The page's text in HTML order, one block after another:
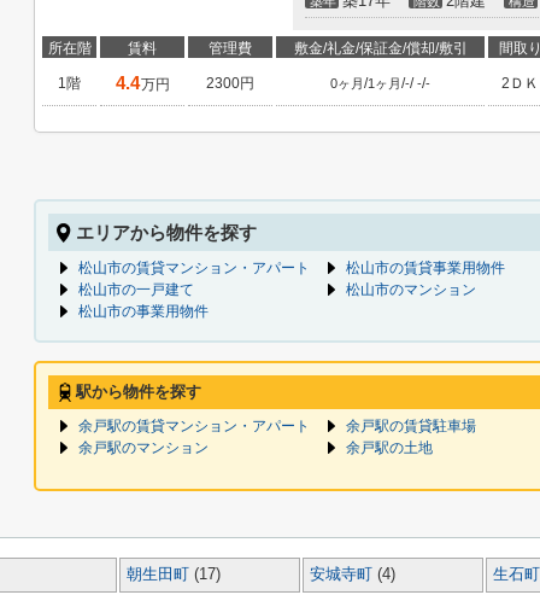
所在階 賃料 管理費 敷金/礼金/保証金/償却/敷引 間取り
1階 4.4万円 2300円 0ヶ月/1ヶ月/-/-/- 2ＤＫ
エリアから物件を探す
松山市の賃貸マンション・アパート 松山市の賃貸事業用物件
松山市の一戸建て
松山市のマンション
松山市の事業用物件
駅から物件を探す
余戸駅の賃貸マンション・アパート 余戸駅の賃貸駐車場
余戸駅のマンション
余戸駅の土地
朝生田町 (17) 安城寺町 (4) 生石町